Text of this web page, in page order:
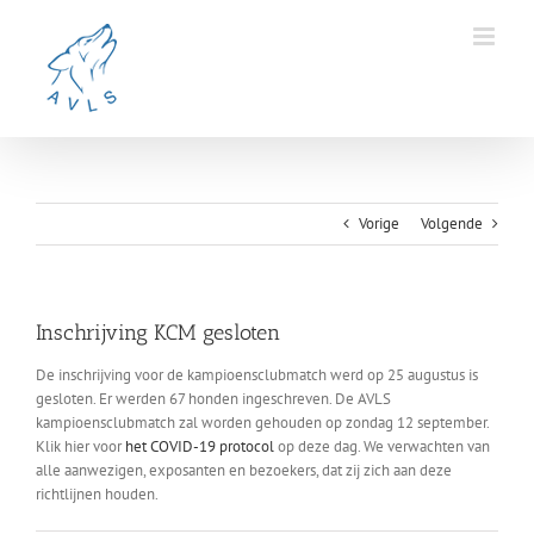
Vorige Volgende
Inschrijving KCM gesloten
De inschrijving voor de kampioensclubmatch werd op 25 augustus is
gesloten. Er werden 67 honden ingeschreven. De AVLS
kampioensclubmatch zal worden gehouden op zondag 12 september.
Klik hier voorhet COVID-19 protocolop deze dag. We verwachten van
alle aanwezigen, exposanten en bezoekers, dat zij zich aan deze
richtlijnen houden.